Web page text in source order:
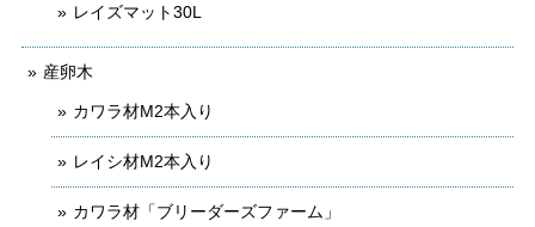
レイズマット30L
産卵木
カワラ材M2本入り
レイシ材M2本入り
カワラ材「ブリーダーズファーム」